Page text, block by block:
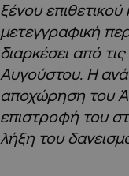
ξένου
μετεγγραφική
διαρκέσει από
Αυγούστου. Η
αποχώρηση του
επιστροφή του
λήξη του